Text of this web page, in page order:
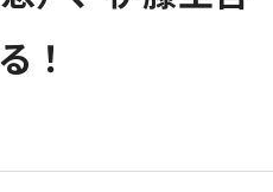
！